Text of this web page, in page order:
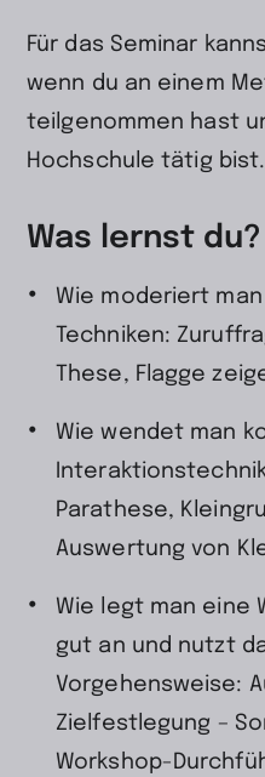
Für das Seminar
wenn du an einem
teilgenommen hast
Hochschule tätig bist.
Was lernst du?
Wie moderiert
Techniken:
These, Flagge
Wie wendet man
Parathese,
Auswertung von
Wie legt man eine
gut an und nutzt
Vorgehensweise:
Zielfestlegung –
Workshop-